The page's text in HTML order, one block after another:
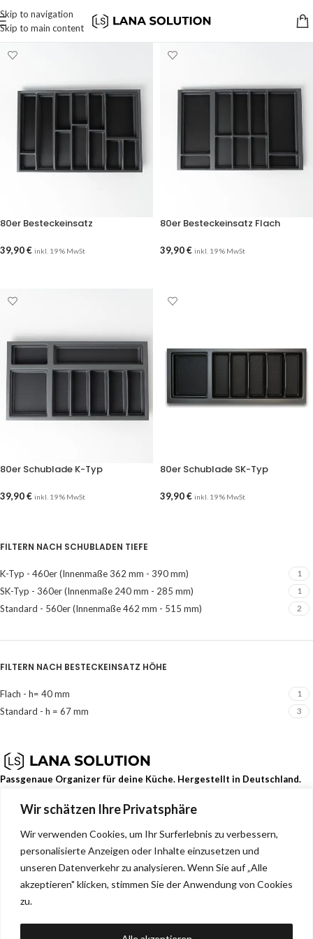
Wir schätzen Ihre Privatsphäre
Wir verwenden Cookies, um Ihr Surferlebnis zu verbessern,
personalisierte Anzeigen oder Inhalte einzusetzen und
unseren Datenverkehr zu analysieren. Wenn Sie auf „Alle
akzeptieren" klicken, stimmen Sie der Anwendung von Cookies
zu.
Skip to navigation
Skip to main content
FILTERN NACH SCHUBLADEN TIEFE
K-Typ - 460er (Innenmaße 362 mm - 390 mm) 1
SK-Typ - 360er (Innenmaße 240 mm - 285 mm) 1
Standard - 560er (Innenmaße 462 mm - 515 mm) 2
FILTERN NACH BESTECKEINSATZ HÖHE
Flach - h= 40 mm 1
Standard - h = 67 mm 3
80er Besteckeinsatz
39,90€ inkl. 19 % MwSt
80er Besteckeinsatz Flach
39,90€ inkl. 19 % MwSt
80er Schublade K-Typ
39,90€ inkl. 19 % MwSt
80er Schublade SK-Typ
39,90€ inkl. 19 % MwSt
Passgenaue Organizer für deine Küche. Hergestellt in Deutschland.
Dehmerstr. 93b, Bad Oeynhausen, Deutschland, 32549
info@lana-solution.de
NEUESTE BEITRÄGE
SERVICE